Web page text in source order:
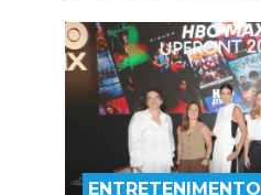
ENTRETENIMENTO